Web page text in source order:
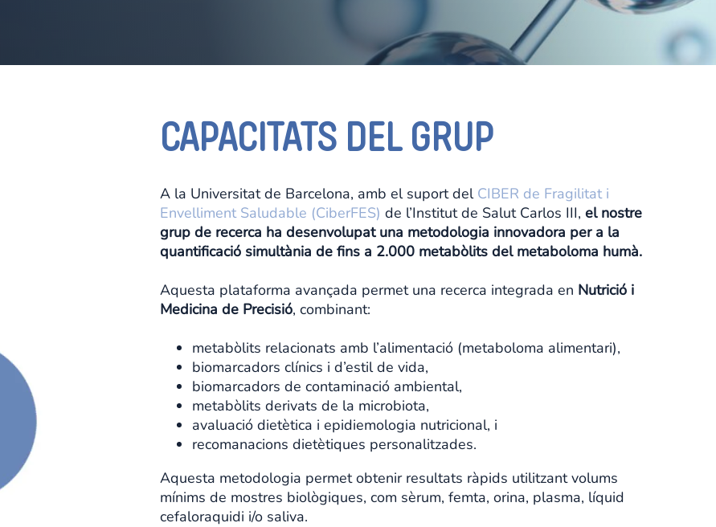
CAPACITATS DEL GRUP
A la Universitat de Barcelona, amb el suport del CIBER de Fragilitat i
Envelliment Saludable (CiberFES) de l’Institut de Salut Carlos III, el nostre
grup de recerca ha desenvolupat una metodologia innovadora per a la
quantificació simultània de fins a 2.000 metabòlits del metaboloma humà.
Aquesta plataforma avançada permet una recerca integrada en Nutrició i
Medicina de Precisió, combinant:
metabòlits relacionats amb l’alimentació (metaboloma alimentari),
biomarcadors clínics i d’estil de vida,
biomarcadors de contaminació ambiental,
metabòlits derivats de la microbiota,
avaluació dietètica i epidiemologia nutricional, i
recomanacions dietètiques personalitzades.
Aquesta metodologia permet obtenir resultats ràpids utilitzant volums
mínims de mostres biològiques, com sèrum, femta, orina, plasma, líquid
cefaloraquidi i/o saliva.